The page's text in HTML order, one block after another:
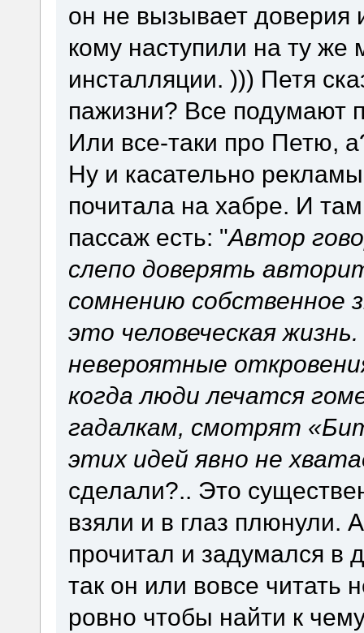
он не вызывает доверия
кому наступили на ту же
инсталляции. ))) Петя
пажизни? Все подумают
Или все-таки про Петю,
Ну и касательно
почитала на хабре. И
пассаж есть: "Автор
слепо доверять
сомнению собственное
это человеческая
невероятные
когда люди лечатся
гадалкам, смотрят
этих идей явно не
сделали?.. Это
взяли и в глаз плюнули.
прочитал и задумался в
так он или вовсе читать
ровно чтобы найти к